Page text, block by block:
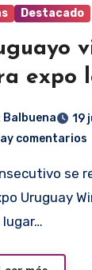
Destacado
expo
Balbuena
19
comentarios
Uruguay
lugar…